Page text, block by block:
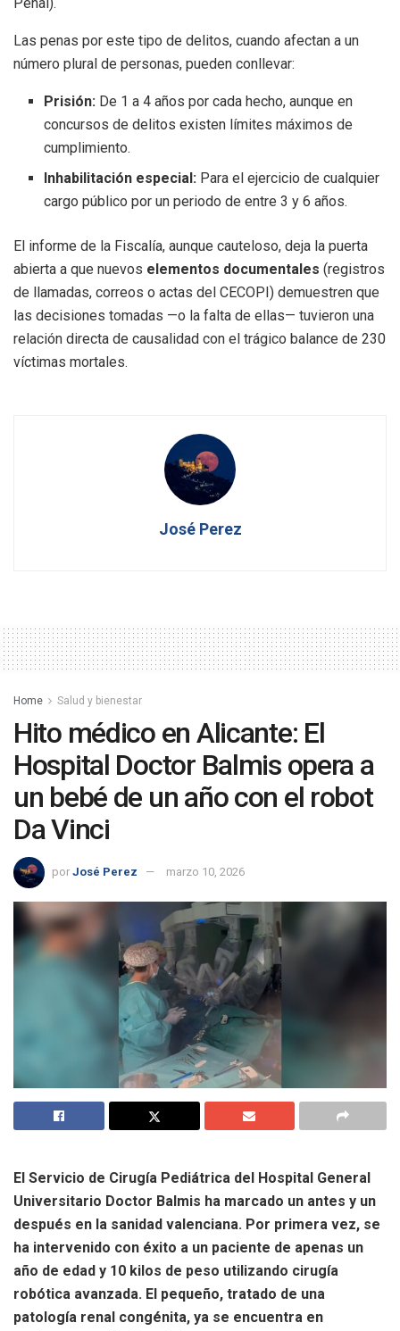
Las penas por este tipo de delitos, cuando afectan a un
número plural de personas, pueden conllevar:
Prisión: De 1 a 4 años por cada hecho, aunque en
concursos de delitos existen límites máximos de
cumplimiento.
Inhabilitación especial: Para el ejercicio de cualquier
cargo público por un periodo de entre 3 y 6 años.
El informe de la Fiscalía, aunque cauteloso, deja la puerta
abierta a que nuevos elementos documentales (registros
de llamadas, correos o actas del CECOPI) demuestren que
las decisiones tomadas —o la falta de ellas— tuvieron una
relación directa de causalidad con el trágico balance de 230
víctimas mortales.
José Perez
Home Salud y bienestar
Hito médico en Alicante: El
Hospital Doctor Balmis opera a
un bebé de un año con el robot
Da Vinci
por José Perez marzo 10, 2026
El Servicio de Cirugía Pediátrica del Hospital General
Universitario Doctor Balmis ha marcado un antes y un
después en la sanidad valenciana. Por primera vez, se
ha intervenido con éxito a un paciente de apenas un
año de edad y 10 kilos de peso utilizando cirugía
robótica avanzada. El pequeño, tratado de una
patología renal congénita, ya se encuentra en